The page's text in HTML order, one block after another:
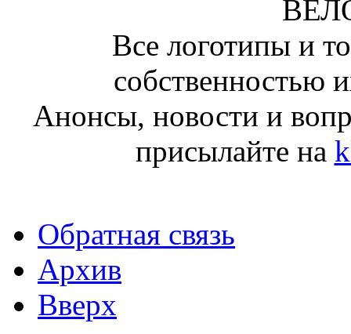
Все логотипы и
собственностью
Анонсы, новости и
присылайте на
Обратная связь
Архив
Вверх